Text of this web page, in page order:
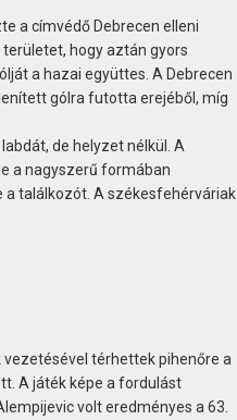
a címvédő Debrecen elleni
hogy aztán gyors
a hazai együttes. A Debrecen
gólra futotta erejéből, míg
de helyzet nélkül. A
a nagyszerű formában
találkozót. A székesfehérváriak
térhettek pihenőre a
A játék képe a fordulást
volt eredményes a 63.